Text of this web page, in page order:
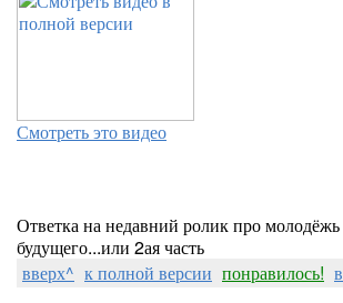
Смотреть это видео
Ответка на недавний ролик про молодёжь
будущего...или 2ая часть
вверх^ к полной версии понравилось!